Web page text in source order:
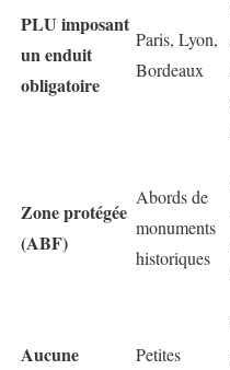
PLU imposant
un enduit
obligatoire
Paris, Lyon,
Bordeaux
Zone protégée
(ABF)
Abords de
monuments
historiques
Aucune
Petites